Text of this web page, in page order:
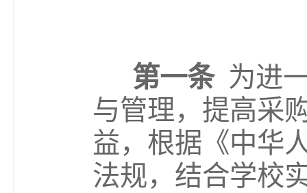
第一条 为进
与管理，提高采
益，根据《中华
法规，结合学校